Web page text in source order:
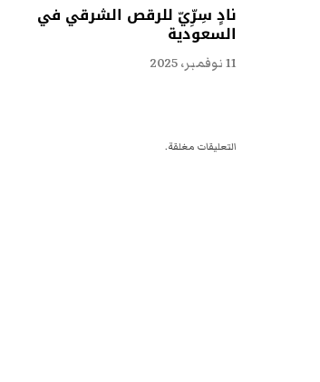
نادٍ سِرِّيّ للرقص الشرقي في
السعودية
11 نوفمبر، 2025
التعليقات مغلقة.